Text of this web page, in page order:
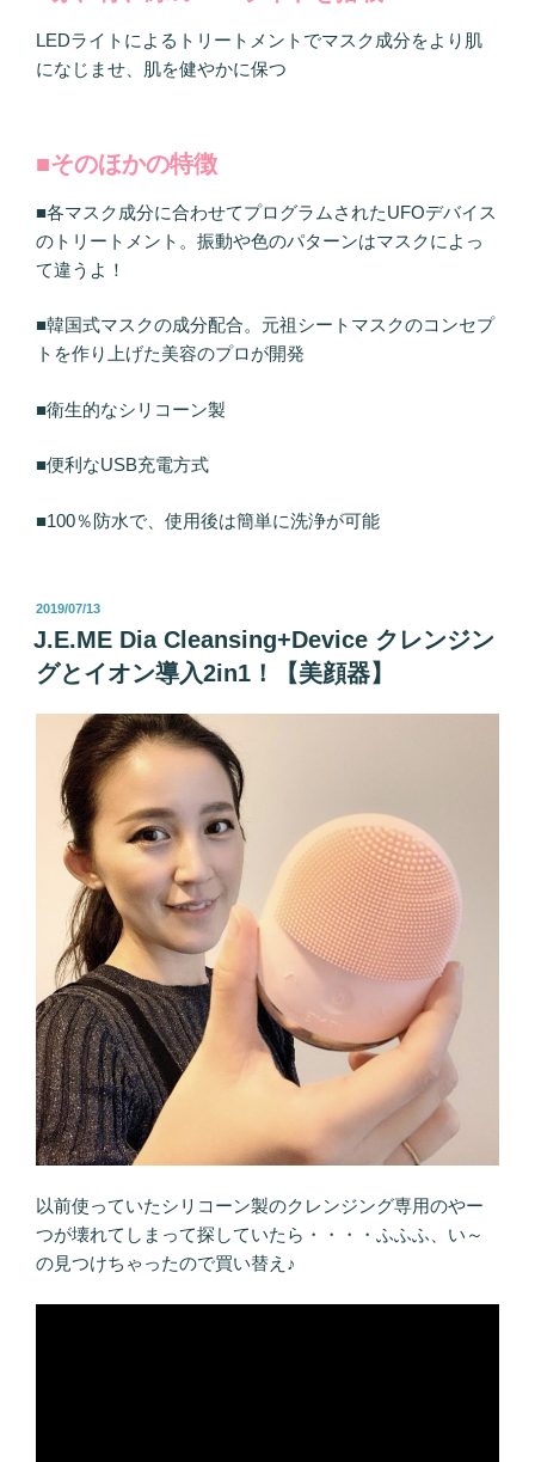
LEDライトによるトリートメントでマスク成分をより肌
になじませ、肌を健やかに保つ
■そのほかの特徴
■各マスク成分に合わせてプログラムされたUFOデバイス
のトリートメント。振動や色のパターンはマスクによっ
て違うよ！
■韓国式マスクの成分配合。元祖シートマスクのコンセプ
トを作り上げた美容のプロが開発
■衛生的なシリコーン製
■便利なUSB充電方式
■100％防水で、使用後は簡単に洗浄が可能
投
稿
日:
2019/07/13
J.E.ME Dia Cleansing+Device クレンジン
グとイオン導入2in1！【美顔器】
以前使っていたシリコーン製のクレンジング専用のやー
つが壊れてしまって探していたら・・・・ふふふ、い～
の見つけちゃったので買い替え♪